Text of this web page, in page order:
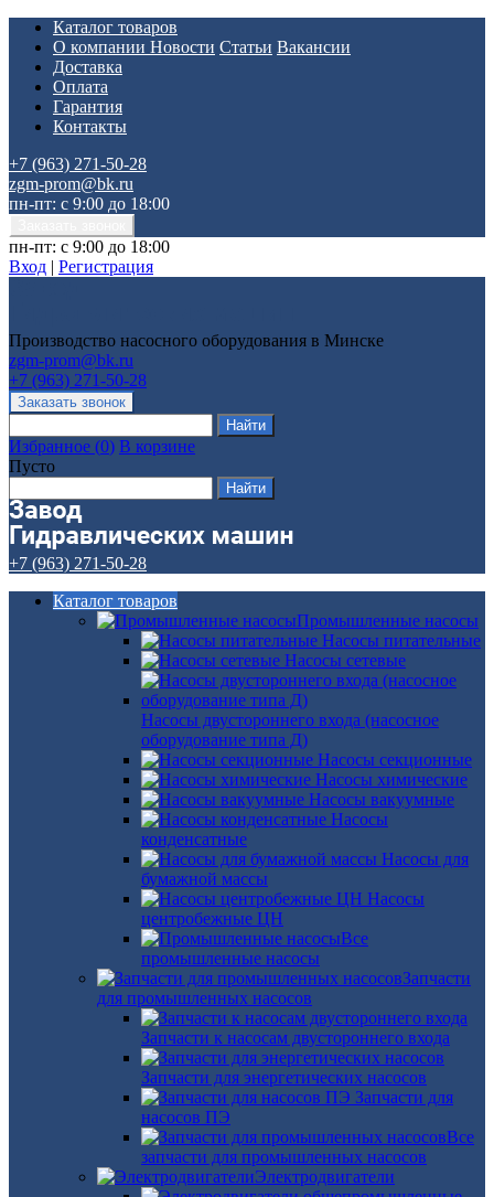
Каталог товаров
О компании Новости Статьи Вакансии
Доставка
Оплата
Гарантия
Контакты
+7 (963) 271-50-28
zgm-prom@bk.ru
пн-пт: с 9:00 до 18:00
пн-пт: с 9:00 до 18:00
Вход | Регистрация
Производство насосного оборудования в Минске
zgm-prom@bk.ru
+7 (963) 271-50-28
Избранное (0) В корзине
Пусто
+7 (963) 271-50-28
Каталог товаров
Промышленные насосы
Насосы питательные
Насосы сетевые
Насосы двустороннего входа (насосное
оборудование типа Д)
Насосы секционные
Насосы химические
Насосы вакуумные
Насосы
конденсатные
Насосы для
бумажной массы
Насосы
центробежные ЦН
Все
промышленные насосы
Запчасти
для промышленных насосов
Запчасти к насосам двустороннего входа
Запчасти для энергетических насосов
Запчасти для
насосов ПЭ
Все
запчасти для промышленных насосов
Электродвигатели